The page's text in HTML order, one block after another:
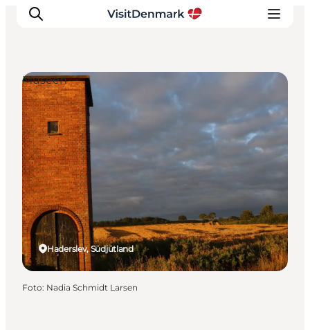
Inspiration
Regionen
Erlebnisse
Unterkünfte
Reiseplanung
Haderslev, Südjütland
Museen
Foto: Nadia Schmidt Larsen